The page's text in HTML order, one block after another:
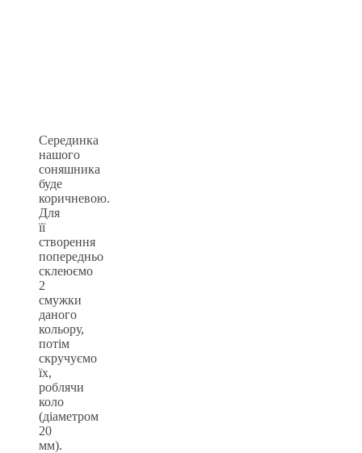
Серединка
нашого
соняшника
буде
коричневою.
Для
її
створення
попередньо
склеюємо
2
смужки
даного
кольору,
потім
скручуємо
їх,
роблячи
коло
(діаметром
20
мм).